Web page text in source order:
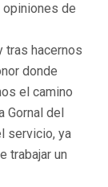
de
tras hacernos
donde
el camino
Gornal del
servicio, ya
trabajar un